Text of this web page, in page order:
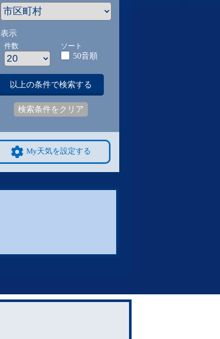
表示
件数 ソート
50音順
以上の条件で検索する
検索条件をクリア
My天気を設定する